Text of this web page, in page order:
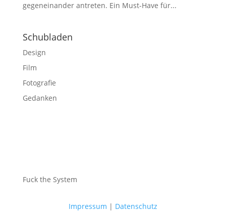
gegeneinander antreten. Ein Must-Have für...
Schubladen
Design
Film
Fotografie
Gedanken
Fuck the System
Impressum | Datenschutz